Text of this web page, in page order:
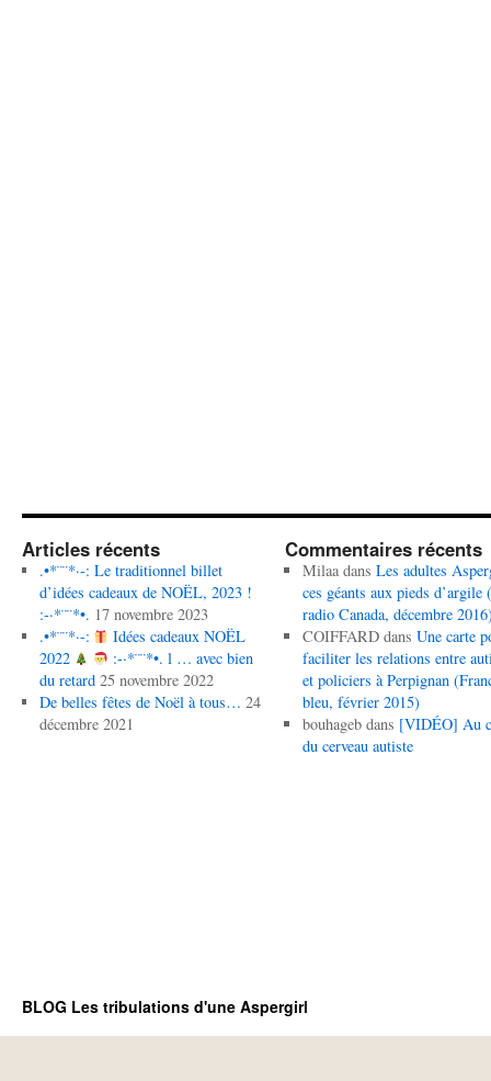
Articles récents
.•*¨¨*·-: Le traditionnel billet
d’idées cadeaux de NOËL, 2023 !
:-·*¨¨*•. 17 novembre 2023
.•*¨¨*·-:
Idées cadeaux NOËL
2022
:-·*¨¨*•. l … avec bien
du retard 25 novembre 2022
De belles fêtes de Noël à tous… 24
décembre 2021
Commentaires récents
Milaadans Les adultes
ces géants aux pieds d’argile
radio Canada, décembre
COIFFARDdans Une carte
faciliter les relations entre
et policiers à Perpignan
bleu, février 2015)
bouhagebdans [VIDÉO] Au
du cerveau autiste
BLOG Les tribulations d'une Aspergirl